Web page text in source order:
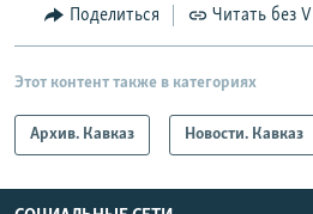
Поделиться Читать без
Этот контент также в категориях
Архив. Кавказ Новости. Кавказ